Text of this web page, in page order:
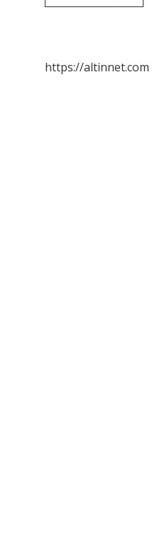
Ne
https://altinnet.com